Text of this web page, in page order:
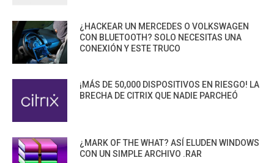
¿HACKEAR UN MERCEDES O VOLKSWAGEN
CON BLUETOOTH? SOLO NECESITAS UNA
CONEXIÓN Y ESTE TRUCO
¡MÁS DE 50,000 DISPOSITIVOS EN RIESGO! LA
BRECHA DE CITRIX QUE NADIE PARCHEÓ
¿MARK OF THE WHAT? ASÍ ELUDEN WINDOWS
CON UN SIMPLE ARCHIVO .RAR